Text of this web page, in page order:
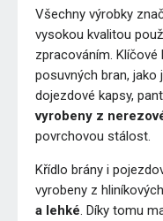
Všechny výrobky
vysokou kvalitou
zpracováním.
posuvných bran, jako
dojezdové kapsy,
vyrobeny z
povrchovou stálost.
Křídlo brány i
vyrobeny z
a lehké. Díky tomu